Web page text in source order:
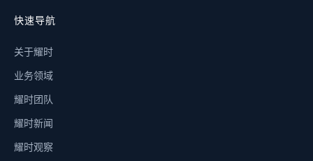
快速导航
关于耀时
业务领域
耀时团队
耀时新闻
耀时观察